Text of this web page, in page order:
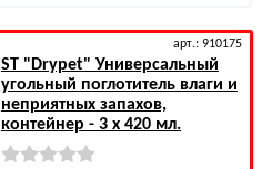
арт.: 910175
ST"Drypet" Универсальный
угольный поглотитель влаги и
неприятных запахов,
контейнер - 3 x 420 мл.